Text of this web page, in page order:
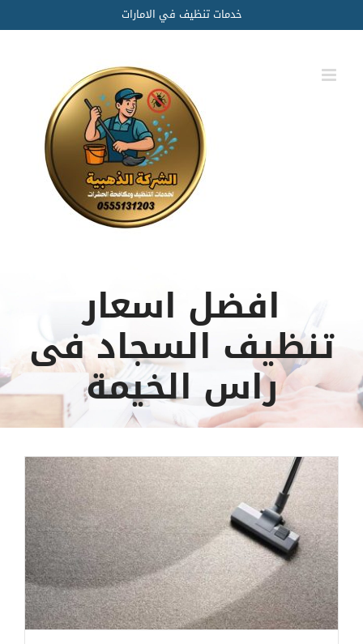
to
content
خدمات تنظيف في الامارات
افضل اسعار
تنظيف السجاد فى
راس الخيمة